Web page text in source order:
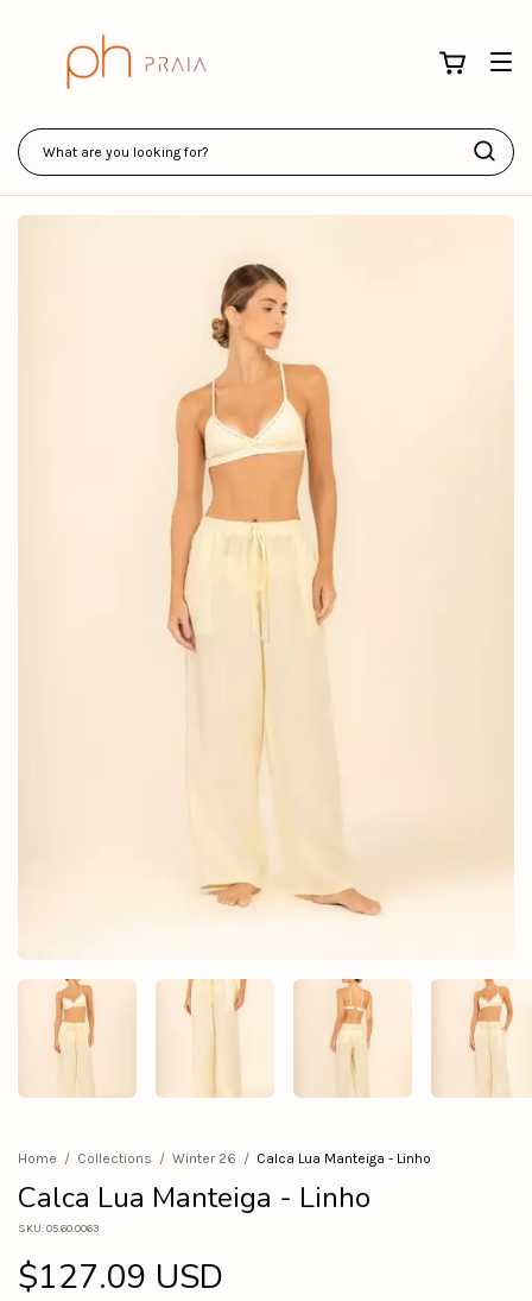
Home / Collections / Winter 26 / Calca Lua Manteiga - Linho
Calca Lua Manteiga - Linho
SKU:05.60.0063
$127.09 USD